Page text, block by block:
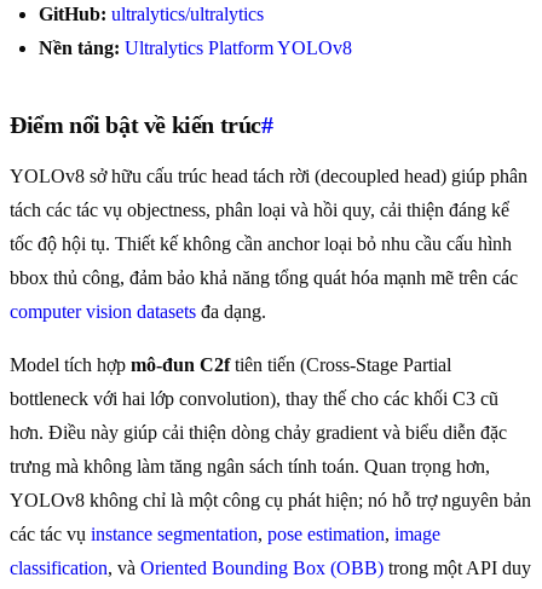
GitHub: ultralytics/ultralytics
Nền tảng: Ultralytics Platform YOLOv8
Điểm nổi bật về kiến trúc#
YOLOv8 sở hữu cấu trúc head tách rời (decoupled head) giúp phân
tách các tác vụ objectness, phân loại và hồi quy, cải thiện đáng kể
tốc độ hội tụ. Thiết kế không cần anchor loại bỏ nhu cầu cấu hình
bbox thủ công, đảm bảo khả năng tổng quát hóa mạnh mẽ trên các
computer vision datasets đa dạng.
Model tích hợp mô-đun C2ftiên tiến (Cross-Stage Partial
bottleneck với hai lớp convolution), thay thế cho các khối C3 cũ
hơn. Điều này giúp cải thiện dòng chảy gradient và biểu diễn đặc
trưng mà không làm tăng ngân sách tính toán. Quan trọng hơn,
YOLOv8 không chỉ là một công cụ phát hiện; nó hỗ trợ nguyên bản
các tác vụ instance segmentation, pose estimation, image
classification, và Oriented Bounding Box (OBB) trong một API duy